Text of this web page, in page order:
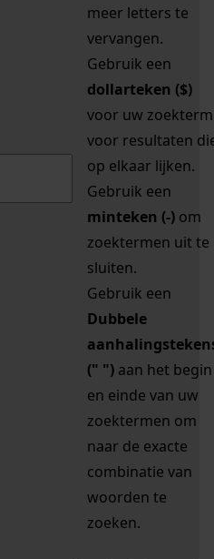
meer letters te
vervangen.
Gebruik een
dollarteken ($)
voor uw zoekterm
voor resultaten
op elkaar lijken.
Gebruik een
minteken (-) om
zoektermen uit te
sluiten.
Gebruik een
Dubbele
(" ") aan het begin
en einde van uw
zoektermen om
naar de exacte
combinatie van
woorden te
zoeken.